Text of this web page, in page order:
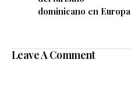
dominicano en Europa
Leave A Comment